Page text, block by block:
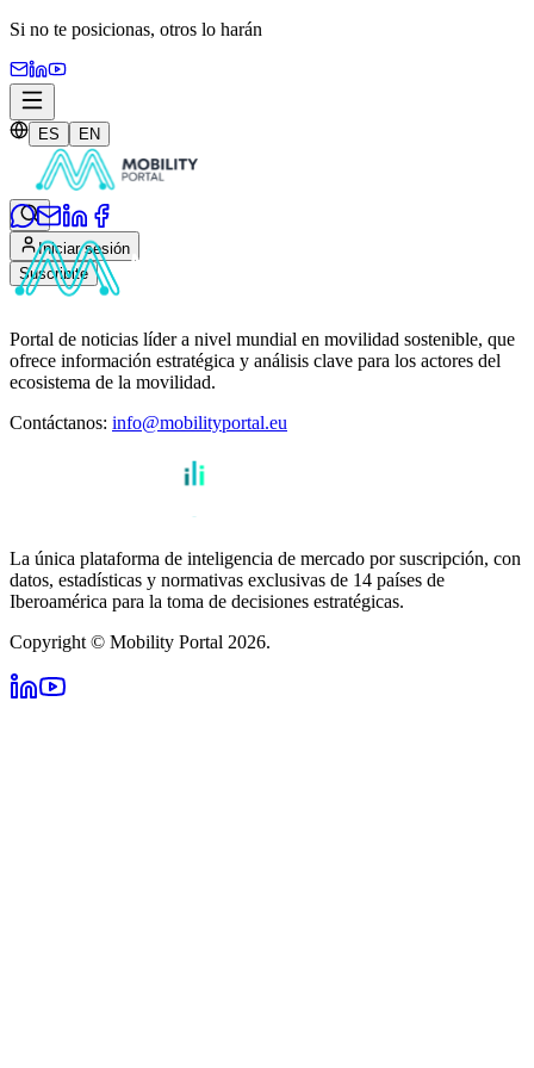
Si no te posicionas, otros lo harán
ES EN
Iniciar sesión
Suscribite
Portal de noticias líder a nivel mundial en movilidad sostenible, que
ofrece información estratégica y análisis clave para los actores del
ecosistema de la movilidad.
Contáctanos: info@mobilityportal.eu
La única plataforma de inteligencia de mercado por suscripción, con
datos, estadísticas y normativas exclusivas de 14 países de
Iberoamérica para la toma de decisiones estratégicas.
Copyright © Mobility Portal 2026.